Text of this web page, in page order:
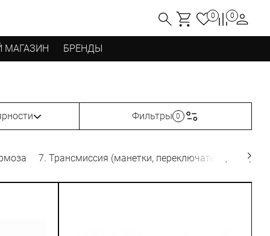
0 0
МАГАЗИН БРЕНДЫ
Фильтры 0
7. Трансмиссия (манетки, переключатели, звезды,